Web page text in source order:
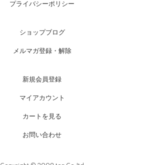
プライバシーポリシー
ショップブログ
メルマガ登録・解除
新規会員登録
マイアカウント
カートを見る
お問い合わせ